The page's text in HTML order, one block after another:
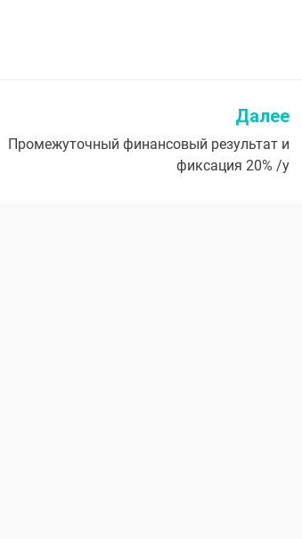
Далее
Промежуточный финансовый результат и
фиксация 20% /y